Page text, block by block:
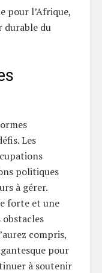
pour l’Afrique,
durable du
Les
politiques
à gérer.
forte et une
compris,
pour
à soutenir